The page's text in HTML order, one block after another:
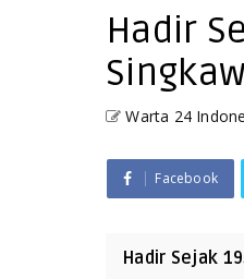
Hadir
Warta 24
Facebook
Hadir Sejak